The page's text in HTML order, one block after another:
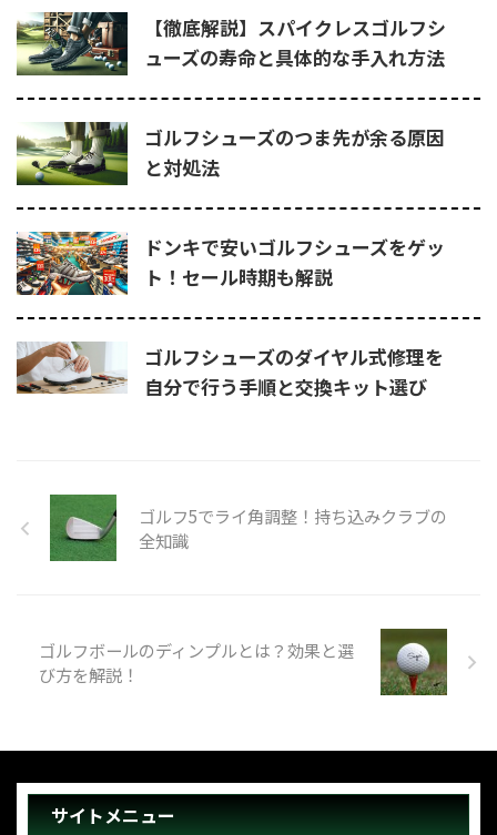
【徹底解説】スパイクレスゴルフシ
ューズの寿命と具体的な手入れ方法
ゴルフシューズのつま先が余る原因
と対処法
ドンキで安いゴルフシューズをゲッ
ト！セール時期も解説
ゴルフシューズのダイヤル式修理を
自分で行う手順と交換キット選び
ゴルフ5でライ角調整！持ち込みクラブの
全知識
ゴルフボールのディンプルとは？効果と選
び方を解説！
サイトメニュー